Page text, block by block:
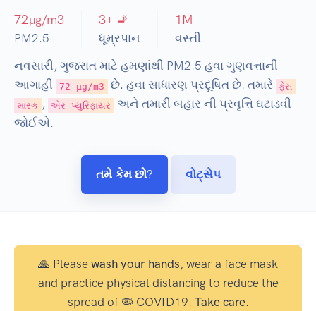
72µg/m3
PM2.5
3+ 🚬
ધૂમ્રપાન
1 M
વસ્તી
નવસારી, ગુજરાત માટે હમણાંથી PM2.5 હવા ગુણવત્તાની
આગાહી
72 µg/m3 છે. હવા સાધારણ પ્રદૂષિત છે. તમારે
ફેસ
માસ્ક , એર પ્યુરિફાયર
અને તમારી બહાર ની પ્રવૃત્તિ ઘટાડવી
જોઈએ.
તમે કેમ છો? વોટ્સેપ
🙏 Please wash your hands, wear a face mask
and practice physical distancing to reduce the
spread of 🦠 COVID19. Take care.